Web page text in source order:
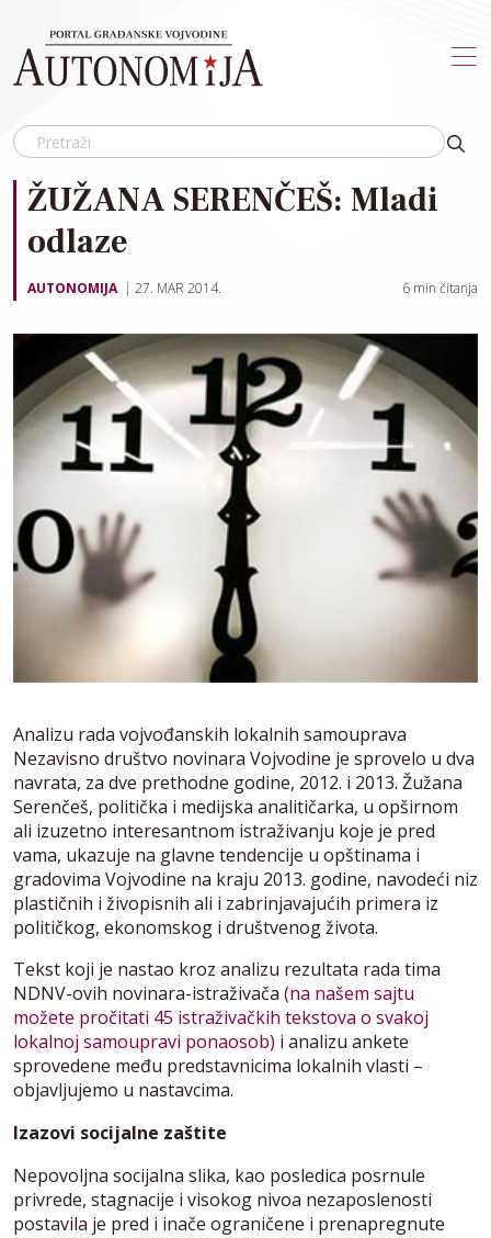
ŽUŽANA SERENČEŠ: Mladi
odlaze
AUTONOMIJA 27. MAR 2014. 6 min čitanja
Analizu rada vojvođanskih lokalnih samouprava
Nezavisno društvo novinara Vojvodine je sprovelo u dva
navrata, za dve prethodne godine, 2012. i 2013. Žužana
Serenčeš, politička i medijska analitičarka, u opširnom
ali izuzetno interesantnom istraživanju koje je pred
vama, ukazuje na glavne tendencije u opštinama i
gradovima Vojvodine na kraju 2013. godine, navodeći niz
plastičnih i živopisnih ali i zabrinjavajućih primera iz
političkog, ekonomskog i društvenog života.
Tekst koji je nastao kroz analizu rezultata rada tima
NDNV-ovih novinara-istraživača (na našem sajtu
možete pročitati 45 istraživačkih tekstova o svakoj
lokalnoj samoupravi ponaosob) i analizu ankete
sprovedene među predstavnicima lokalnih vlasti –
objavljujemo u nastavcima.
Izazovi socijalne zaštite
Nepovoljna socijalna slika, kao posledica posrnule
privrede, stagnacije i visokog nivoa nezaposlenosti
postavila je pred i inače ograničene i prenapregnute